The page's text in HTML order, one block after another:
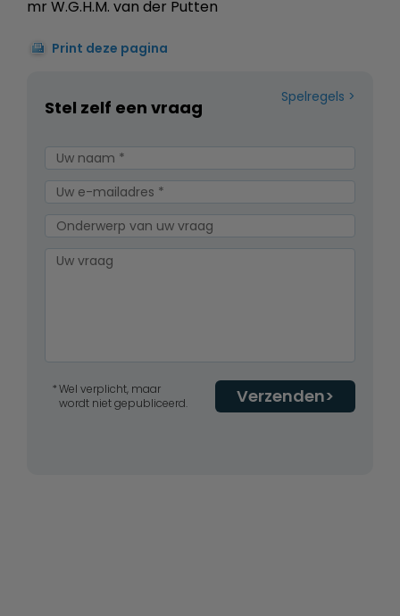
mr W.G.H.M. van der Putten
Print deze pagina
Spelregels
Stel zelf een vraag
Verzenden
Wel verplicht, maar
wordt niet gepubliceerd.